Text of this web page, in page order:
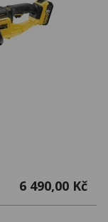
6 490,00 Kč